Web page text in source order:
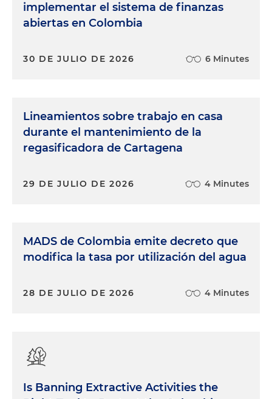
implementar el sistema de finanzas
abiertas en Colombia
30 DE JULIO DE 2026 6 Minutes
Lineamientos sobre trabajo en casa
durante el mantenimiento de la
regasificadora de Cartagena
29 DE JULIO DE 2026 4 Minutes
MADS de Colombia emite decreto que
modifica la tasa por utilización del agua
28 DE JULIO DE 2026 4 Minutes
Is Banning Extractive Activities the